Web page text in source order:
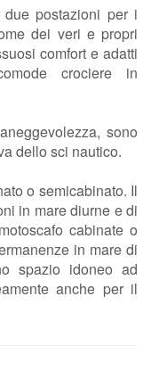
postazioni per i
dei veri e propri
comfort e adatti
crociere in
sono
dello sci nautico.
o semicabinato. Il
in mare diurne e di
cabinate o
in mare di
spazio idoneo ad
anche per il